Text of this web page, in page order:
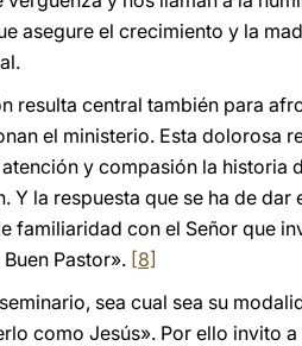
asegure el crecimiento y la
resulta central también para
el ministerio. Esta dolorosa
y compasión la historia
Y la respuesta que se ha de
familiaridad con el Señor que
Pastor». [8]
sea cual sea su
como Jesús». Por ello invito